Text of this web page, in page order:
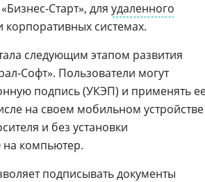
Старт», для удаленного
корпоративных системах.
следующим этапом развития
Софт». Пользователи могут
подпись (УКЭП) и применять
на своем мобильном устройстве
и без установки
на компьютер.
подписывать документы